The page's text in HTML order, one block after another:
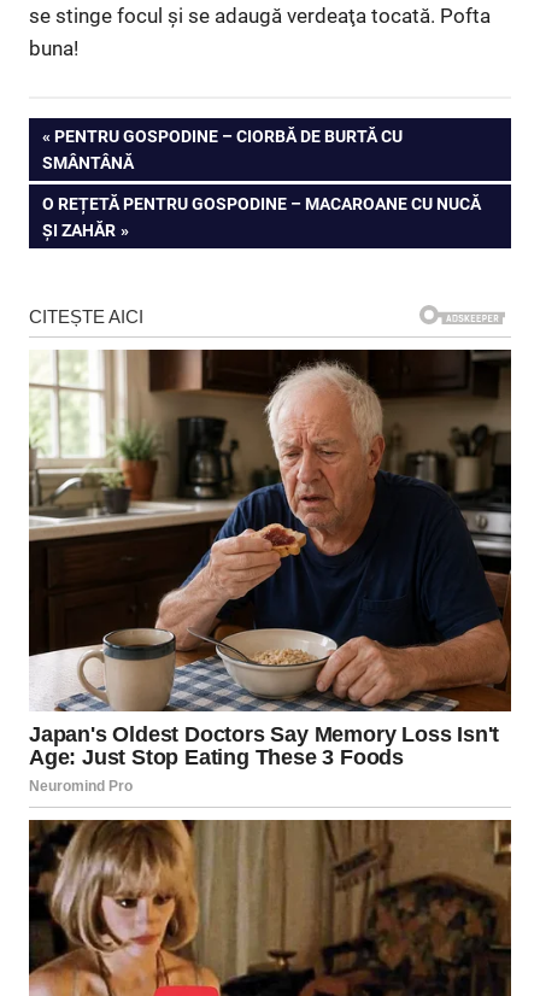
se stinge focul şi se adaugă verdeaţa tocată. Pofta
buna!
Navigare
în
articole
PREVIOUS
POST:
PENTRU GOSPODINE – CIORBĂ DE BURTĂ CU
SMÂNTÂNĂ
NEXT
POST:
O REȚETĂ PENTRU GOSPODINE – MACAROANE CU NUCĂ
ȘI ZAHĂR